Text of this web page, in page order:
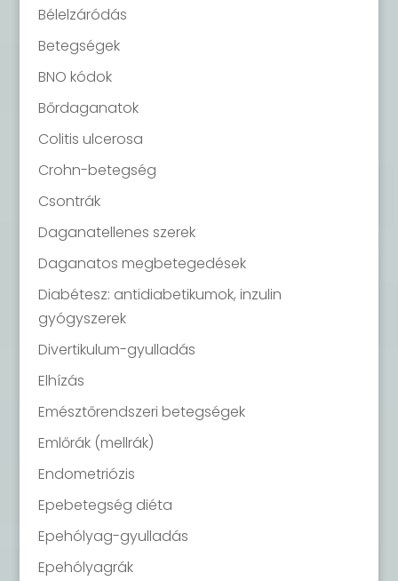
Bélelzáródás
Betegségek
BNO kódok
Bőrdaganatok
Colitis ulcerosa
Crohn-betegség
Csontrák
Daganatellenes szerek
Daganatos megbetegedések
Diabétesz: antidiabetikumok, inzulin
gyógyszerek
Divertikulum-gyulladás
Elhízás
Emésztőrendszeri betegségek
Emlőrák (mellrák)
Endometriózis
Epebetegség diéta
Epehólyag-gyulladás
Epehólyagrák